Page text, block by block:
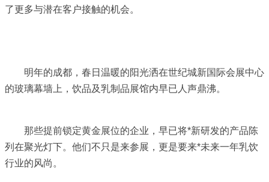
了更多与潜在客户接触的机会。
明年的成都，春日温暖的阳光洒在世纪城新国际会展中心
的玻璃幕墙上，饮品及乳制品展馆内早已人声鼎沸。
那些提前锁定黄金展位的企业，早已将*新研发的产品陈
列在聚光灯下。他们不只是来参展，更是要来*未来一年乳饮
行业的风尚。